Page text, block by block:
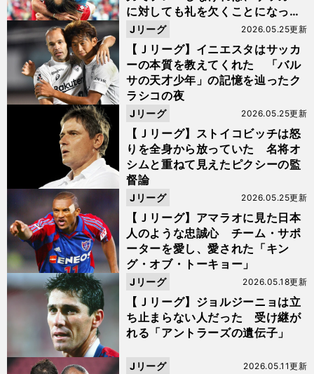
ー
バ
に対しても礼を欠くことになって
しまう」
【Ｊリーグ】イニエスタはサッカ
ーの本質を教えてくれた 「バル
サの天才少年」の記憶を辿ったク
ラシコの夜
2026.05.25更新
Jリーグ
【Ｊリーグ】ストイコビッチは怒
りを全身から放っていた 名将オ
シムと重ねて見えたピクシーの監
督論
2026.05.25更新
Jリーグ
【Ｊリーグ】アマラオに見た日本
人のような忠誠心 チーム・サポ
ーターを愛し、愛された「キン
グ・オブ・トーキョー」
2026.05.25更新
Jリーグ
【Ｊリーグ】ジョルジーニョは立
ち止まらない人だった 受け継が
れる「アントラーズの遺伝子」
2026.05.18更新
Jリーグ
2026.05.11更新
Jリーグ